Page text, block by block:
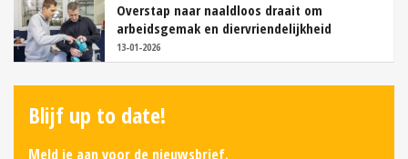
Overstap naar naaldloos draait om
arbeidsgemak en diervriendelijkheid
13-01-2026
Blijf up to date!
Meld je aan voor de nieuwsbrief.